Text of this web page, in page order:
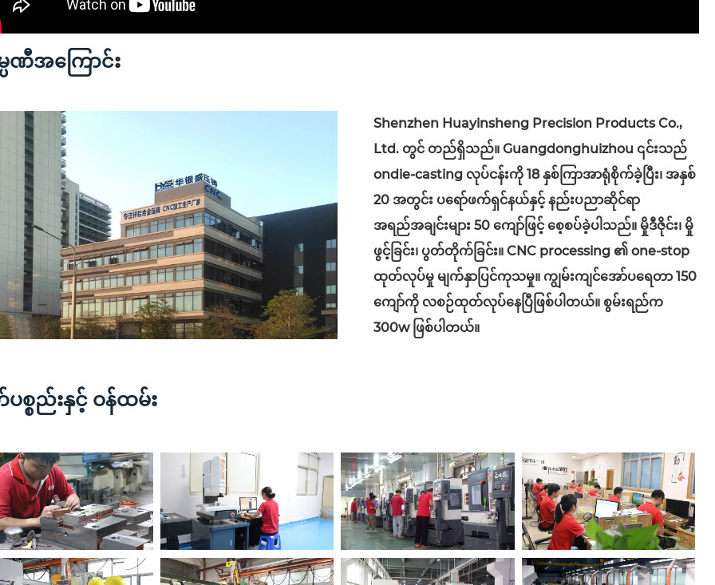
ဏီအကြောင်း
Shenzhen Huayinsheng Precision Products Co.,
Ltd. တွင် တည်ရှိသည်။ Guangdonghuizhou ၎င်းသည်
ondie-casting လုပ်ငန်းကို 18 နှစ်ကြာအာရုံစိုက်ခဲ့ပြီး၊ အနှစ်
20 အတွင်း ပရော်ဖက်ရှင်နယ်နှင့် နည်းပညာဆိုင်ရာ
အရည်အချင်းများ 50 ကျော်ဖြင့် စေ့စပ်ခဲ့ပါသည်။ မှိုဒီဇိုင်း၊ မှို
ဖွင့်ခြင်း၊ ပွတ်တိုက်ခြင်း။ CNC processing ၏ one-stop
ထုတ်လုပ်မှု မျက်နှာပြင်ကုသမှု။ ကျွမ်းကျင်အော်ပရေတာ 150
ကျော်ကို လစဉ်ထုတ်လုပ်နေပြီဖြစ်ပါတယ်။ စွမ်းရည်က
300w ဖြစ်ပါတယ်။
စ္စည်းနှင့် ဝန်ထမ်း